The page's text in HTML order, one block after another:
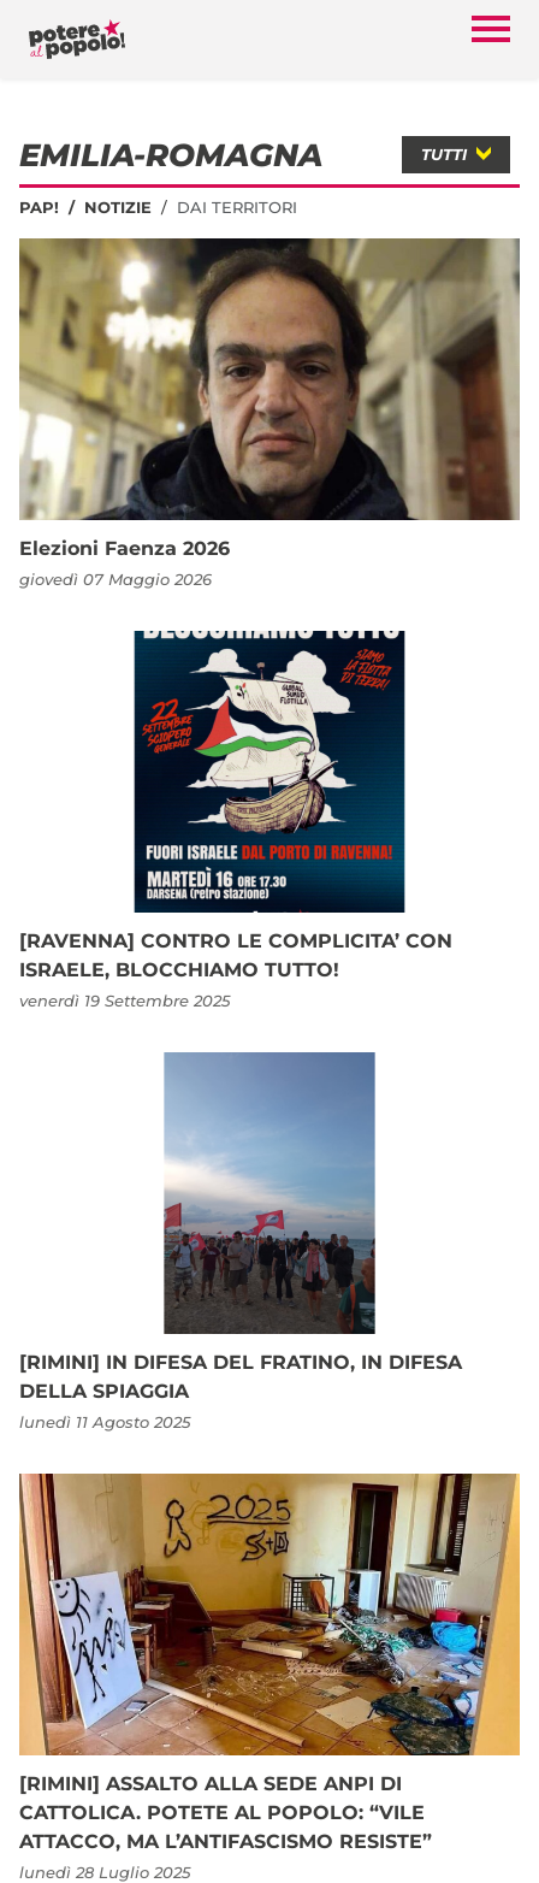
EMILIA-ROMAGNA TUTTI
PAP! NOTIZIE DAI TERRITORI
Elezioni Faenza 2026
giovedì 07 Maggio 2026
[RAVENNA] CONTRO LE COMPLICITA’ CON
ISRAELE, BLOCCHIAMO TUTTO!
venerdì 19 Settembre 2025
[RIMINI] IN DIFESA DEL FRATINO, IN DIFESA
DELLA SPIAGGIA
lunedì 11 Agosto 2025
[RIMINI] ASSALTO ALLA SEDE ANPI DI
CATTOLICA. POTETE AL POPOLO: “VILE
ATTACCO, MA L’ANTIFASCISMO RESISTE”
lunedì 28 Luglio 2025